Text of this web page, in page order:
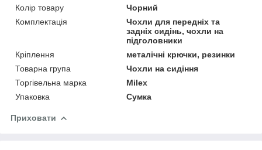
Колір товару
Чорний
Комплектація
Чохли для передніх та
задніх сидінь, чохли на
підголовники
Кріплення
металічні крючки, резинки
Товарна група
Чохли на сидіння
Торгівельна марка
Milex
Упаковка
Сумка
Приховати